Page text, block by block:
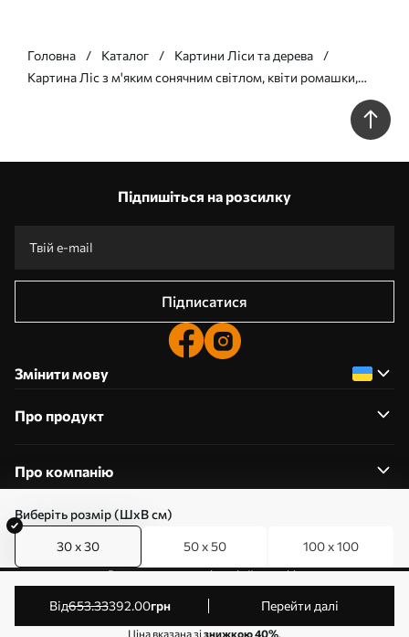
Виберіть розмір (ШхВ см)
30 x 30 50 x 50 100 x 100
від653.33392.00грн Перейти далі
Ціна вказана зізнижкою 40%.
Головна Каталог
Картини Ліси та дерева
Картина Ліс з м'яким сонячним світлом, квіти ромашки,
Підпишіться на розсилку
Підписатися
Змінити мову
Про продукт
Про компанію
0800357223
Редагування дозволів на файли cookie
© 2011-2026 Art-holst. Усі права захищені. Власник:
ТОВ “КЛЄВЄР”. Код ЄДРПОУ: 31780602.